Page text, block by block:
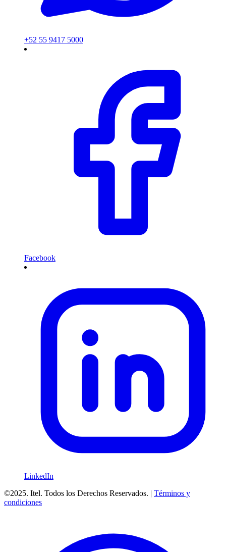
+52 55 9417 5000
Facebook
LinkedIn
©2025. Itel. Todos los Derechos Reservados. | Términos y
condiciones